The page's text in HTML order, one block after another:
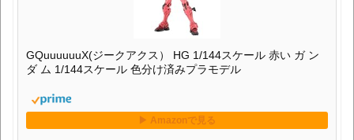
GQuuuuuuX(ジークアクス） HG 1/144スケール 赤い ガ ン
ダ ム 1/144スケール 色分け済みプラモデル